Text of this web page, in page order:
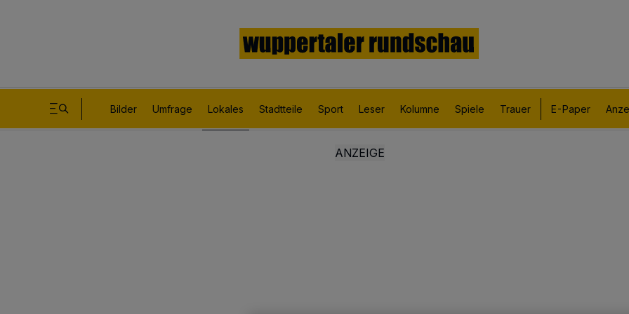
Bilder Umfrage Lokales Stadtteile Sport Leser Kolumne Spiele Trauer E-Paper